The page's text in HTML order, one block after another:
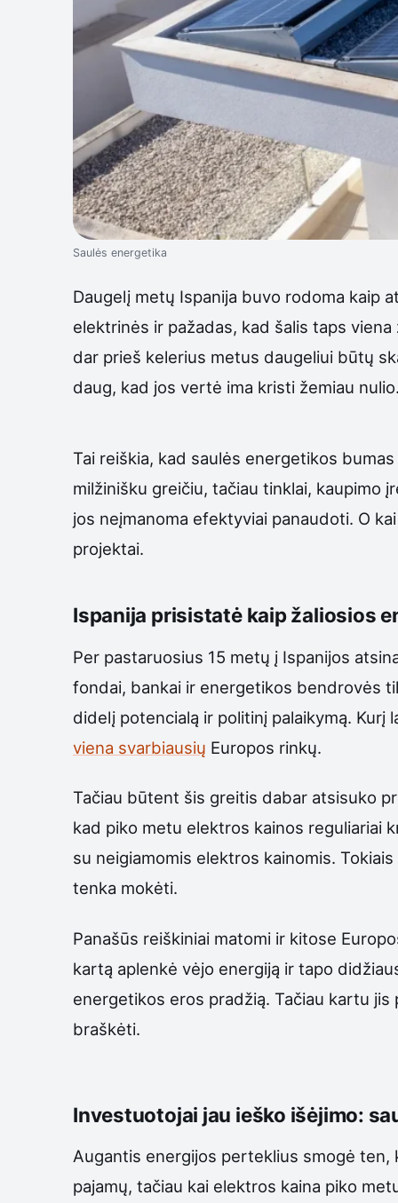
Saulės energetika
Daugelį metų Ispanija buvo rodoma kaip
elektrinės ir pažadas, kad šalis taps
dar prieš kelerius metus daugeliui būtų
daug, kad jos vertė ima kristi žemiau
Tai reiškia, kad saulės energetikos
milžinišku greičiu, tačiau tinklai, kaupimo
jos neįmanoma efektyviai panaudoti. O
projektai.
Ispanija prisistatė kaip žaliosios
Per pastaruosius 15 metų į Ispanijos
fondai, bankai ir energetikos bendrovės
didelį potencialą ir politinį palaikymą. Kurį
viena svarbiausių Europos rinkų.
Tačiau būtent šis greitis dabar atsisuko
kad piko metu elektros kainos reguliariai
su neigiamomis elektros kainomis.
tenka mokėti.
Panašūs reiškiniai matomi ir kitose
kartą aplenkė vėjo energiją ir tapo
energetikos eros pradžią. Tačiau kartu
braškėti.
Investuotojai jau ieško išėjimo:
Augantis energijos perteklius smogė
pajamų, tačiau kai elektros kaina piko